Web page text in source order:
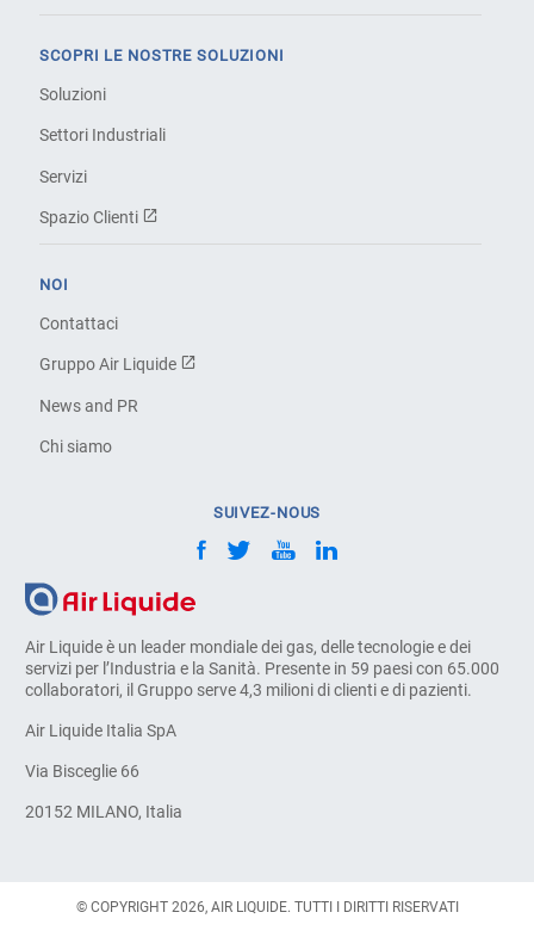
Air Liquide è un leader mondiale dei gas, delle tecnologie e dei
servizi per l’Industria e la Sanità. Presente in 59 paesi con 65.000
collaboratori, il Gruppo serve 4,3 milioni di clienti e di pazienti.
Air Liquide Italia SpA
Via Bisceglie 66
20152 MILANO, Italia
SCOPRI LE NOSTRE SOLUZIONI
Soluzioni
Settori Industriali
Servizi
Spazio Clienti
NOI
Contattaci
Gruppo Air Liquide
News and PR
Chi siamo
SUIVEZ-NOUS
© COPYRIGHT 2026, AIR LIQUIDE. TUTTI I DIRITTI RISERVATI